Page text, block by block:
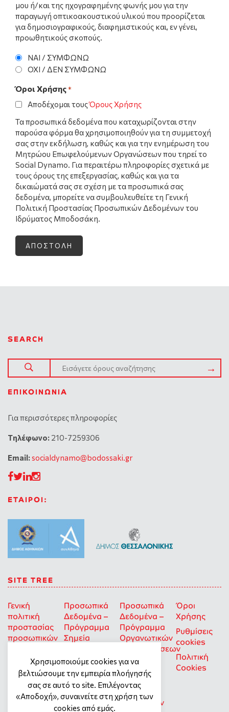
μου ή/και της ηχογραφημένης φωνής μου για την
παραγωγή οπτικοακουστικού υλικού που προορίζεται
για δημοσιογραφικούς, διαφημιστικούς και, εν γένει,
προωθητικούς σκοπούς.
ΝΑΙ / ΣΥΜΦΩΝΩ
ΟΧΙ / ΔΕΝ ΣΥΜΦΩΝΩ
Όροι Χρήσης *
Αποδέχομαι τουςΌρους Χρήσης
Τα προσωπικά δεδομένα που καταχωρίζονται στην
παρούσα φόρμα θα χρησιμοποιηθούν για τη συμμετοχή
σας στην εκδήλωση, καθώς και για την ενημέρωση του
Μητρώου Επωφελούμενων Οργανώσεων που τηρεί το
Social Dynamo. Για περαιτέρω πληροφορίες σχετικά με
τους όρους της επεξεργασίας, καθώς και για τα
δικαιώματά σας σε σχέση με τα προσωπικά σας
δεδομένα, μπορείτε να συμβουλευθείτε τη Γενική
Πολιτική Προστασίας Προσωπικών Δεδομένων του
Ιδρύματος Μποδοσάκη.
SEARCH
ΕΠΙΚΟΙΝΩΝΊΑ
Για περισσότερες πληροφορίες
Tηλέφωνο: 210-7259306
Email:socialdynamo@bodossaki.gr
ΕΤΑΙΡΟΙ:
SITE TREE
Γενική
πολιτική
προστασίας
προσωπικών
Προσωπικά
Δεδομένα –
Πρόγραμμα
Σημεία
Προσωπικά
Δεδομένα –
Πρόγραμμα
Οργανωτικών
Επιχορηγήσεων
για Οκοιπ
που δρουν
Ισότητα
των Φύλων
Όροι
Χρήσης
Ρυθμίσεις
cookies
Πολιτική
Cookies
Χρησιμοποιούμε cookies για να
βελτιώσουμε την εμπειρία πλοήγησής
σας σε αυτό το site. Επιλέγοντας
«Αποδοχή», συναινείτε στη χρήση των
cookies από εμάς.